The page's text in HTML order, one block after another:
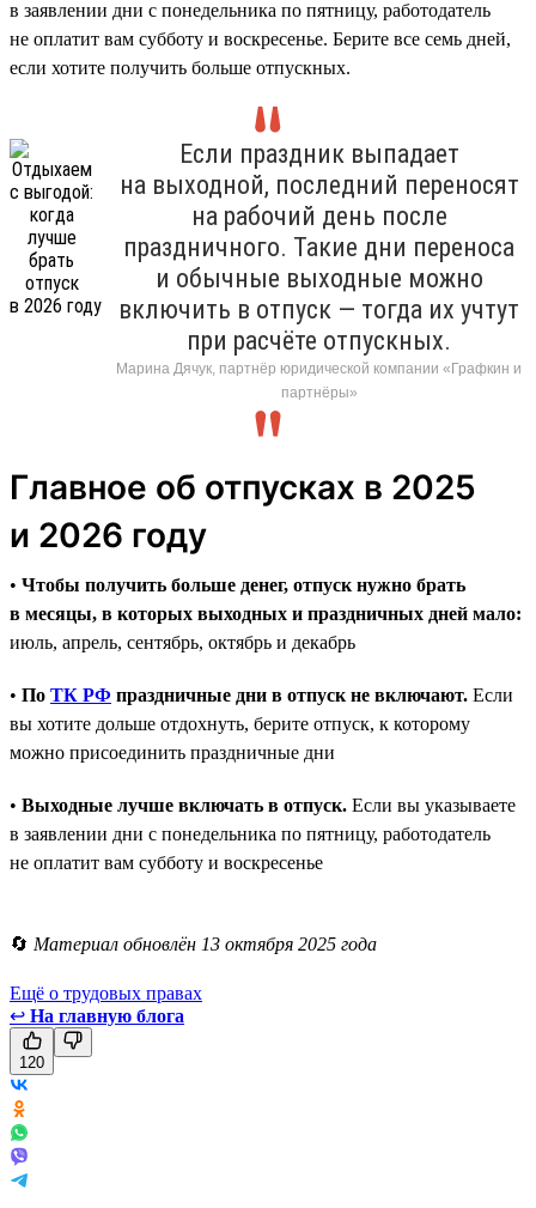
в заявлении дни с понедельника по пятницу, работодатель
не оплатит вам субботу и воскресенье. Берите все семь дней,
если хотите получить больше отпускных.
Если праздник выпадает
на выходной, последний переносят
на рабочий день после
праздничного. Такие дни переноса
и обычные выходные можно
включить в отпуск — тогда их учтут
при расчёте отпускных.
Марина Дячук, партнёр юридической компании «Графкин и
партнёры»
Главное об отпусках в 2025
и 2026 году
• Чтобы получить больше денег, отпуск нужно брать
в месяцы, в которых выходных и праздничных дней мало:
июль, апрель, сентябрь, октябрь и декабрь
• По ТК РФ праздничные дни в отпуск не включают. Если
вы хотите дольше отдохнуть, берите отпуск, к которому
можно присоединить праздничные дни
• Выходные лучше включать в отпуск. Если вы указываете
в заявлении дни с понедельника по пятницу, работодатель
не оплатит вам субботу и воскресенье
🔄 Материал обновлён 13 октября 2025 года
Ещё о трудовых правах
↩ На главную блога
120